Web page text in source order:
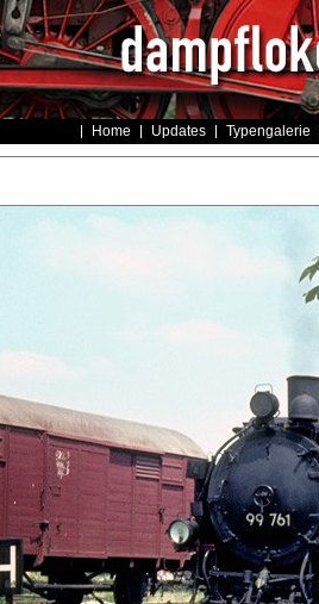
Home Updates Typengalerie